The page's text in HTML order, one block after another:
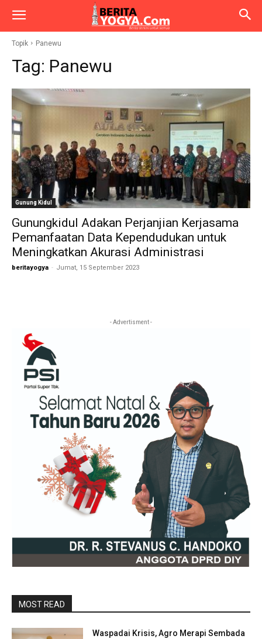
Topik Panewu
Tag: Panewu
Gunung Kidul
Gunungkidul Adakan Perjanjian Kerjasama
Pemanfaatan Data Kependudukan untuk
Meningkatkan Akurasi Administrasi
beritayogya - Jumat, 15 September 2023
- Advertisment -
MOST READ
Waspadai Krisis, Agro Merapi Sembada